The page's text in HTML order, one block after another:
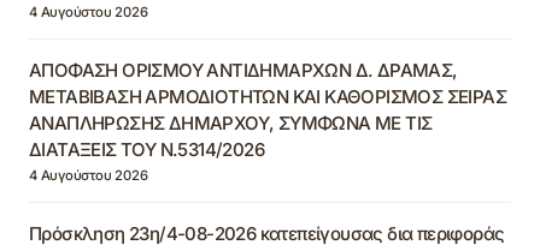
4 Αυγούστου 2026
ΑΠΟΦΑΣΗ ΟΡΙΣΜΟΥ ΑΝΤΙΔΗΜΑΡΧΩΝ Δ. ΔΡΑΜΑΣ,
ΜΕΤΑΒΙΒΑΣΗ ΑΡΜΟΔΙΟΤΗΤΩΝ ΚΑΙ ΚΑΘΟΡΙΣΜΟΣ ΣΕΙΡΑΣ
ΑΝΑΠΛΗΡΩΣΗΣ ΔΗΜΑΡΧΟΥ, ΣΥΜΦΩΝΑ ΜΕ ΤΙΣ
ΔΙΑΤΑΞΕΙΣ ΤΟΥ Ν.5314/2026
4 Αυγούστου 2026
Πρόσκληση 23η/4-08-2026 κατεπείγουσας δια περιφοράς